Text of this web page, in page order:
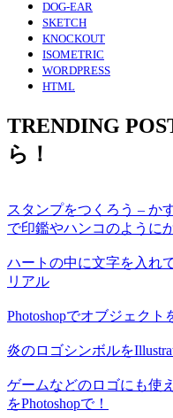
DOG-EAR
SKETCH
KNOCKOUT
ISOMETRIC
WORDPRESS
HTML
TRENDING
ら！
スタンプをつくろう – か
で印鑑やハンコのように
ハートの中に文字を入れ
リアル
Photoshopでオブジェク
炎のロゴシンボルを
ゲームなどのロゴにも使
をPhotoshopで！